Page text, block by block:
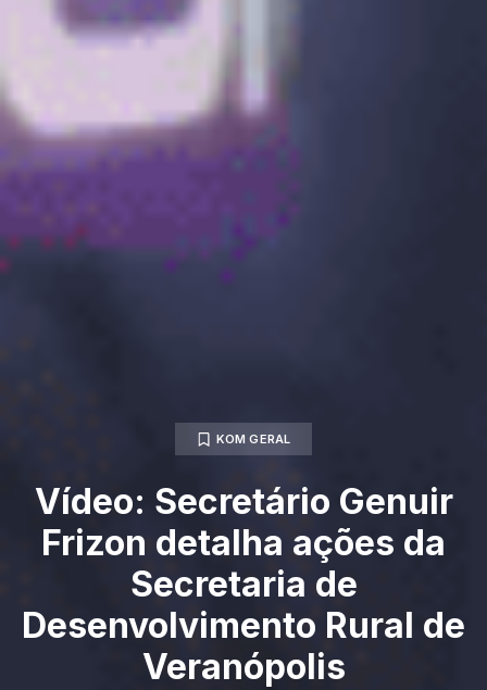
KOM GERAL
Vídeo: Secretário Genuir
Frizon detalha ações da
Secretaria de
Desenvolvimento Rural de
Veranópolis